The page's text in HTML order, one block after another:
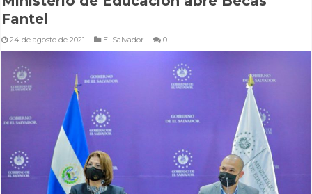
Fantel
24 de agosto de 2021 El Salvador 0